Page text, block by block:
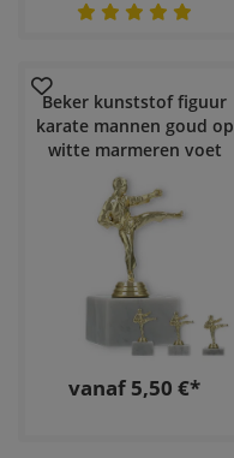
Beker kunststof figuur
karate mannen goud op
witte marmeren voet
vanaf 5,50 €*